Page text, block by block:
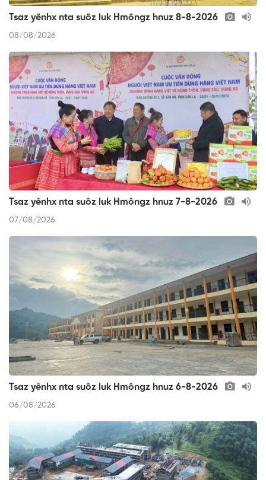
Tsaz yênhx nta suôz luk Hmôngz hnuz 8-8-2026
08/08/2026
Tsaz yênhx nta suôz luk Hmôngz hnuz 7-8-2026
07/08/2026
Tsaz yênhx nta suôz luk Hmôngz hnuz 6-8-2026
06/08/2026